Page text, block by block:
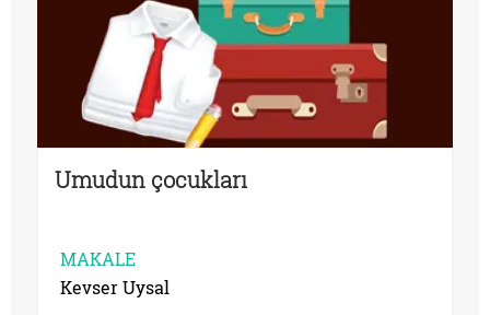
Umudun çocukları
MAKALE
Kevser Uysal